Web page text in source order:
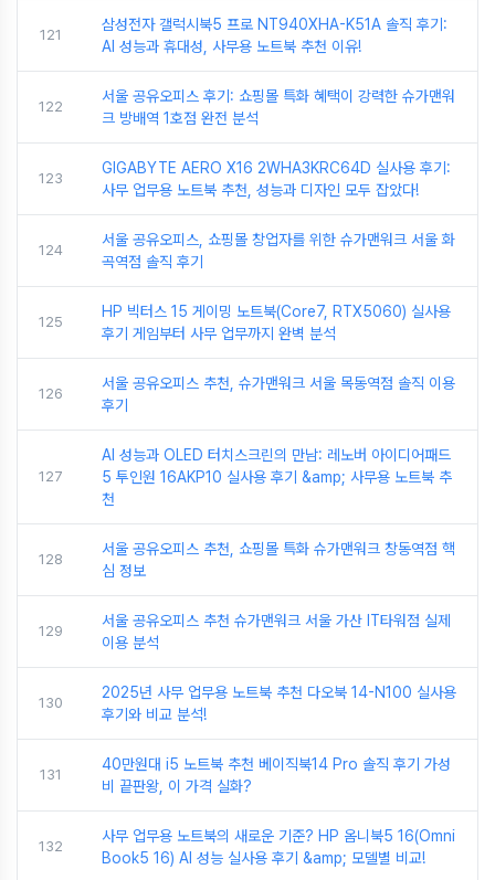
121
삼성전자 갤럭시북5 프로 NT940XHA-K51A 솔직 후기:
AI 성능과 휴대성, 사무용 노트북 추천 이유!
122
서울 공유오피스 후기: 쇼핑몰 특화 혜택이 강력한 슈가맨워
크 방배역 1호점 완전 분석
123
GIGABYTE AERO X16 2WHA3KRC64D 실사용 후기:
사무 업무용 노트북 추천, 성능과 디자인 모두 잡았다!
124
서울 공유오피스, 쇼핑몰 창업자를 위한 슈가맨워크 서울 화
곡역점 솔직 후기
125
HP 빅터스 15 게이밍 노트북(Core7, RTX5060) 실사용
후기 게임부터 사무 업무까지 완벽 분석
126
서울 공유오피스 추천, 슈가맨워크 서울 목동역점 솔직 이용
후기
127
AI 성능과 OLED 터치스크린의 만남: 레노버 아이디어패드
5 투인원 16AKP10 실사용 후기 &amp; 사무용 노트북 추
천
128
서울 공유오피스 추천, 쇼핑몰 특화 슈가맨워크 창동역점 핵
심 정보
129
서울 공유오피스 추천 슈가맨워크 서울 가산 IT타워점 실제
이용 분석
130
2025년 사무 업무용 노트북 추천 다오북 14-N100 실사용
후기와 비교 분석!
131
40만원대 i5 노트북 추천 베이직북14 Pro 솔직 후기 가성
비 끝판왕, 이 가격 실화?
132
사무 업무용 노트북의 새로운 기준? HP 옴니북5 16(Omni
Book5 16) AI 성능 실사용 후기 &amp; 모델별 비교!